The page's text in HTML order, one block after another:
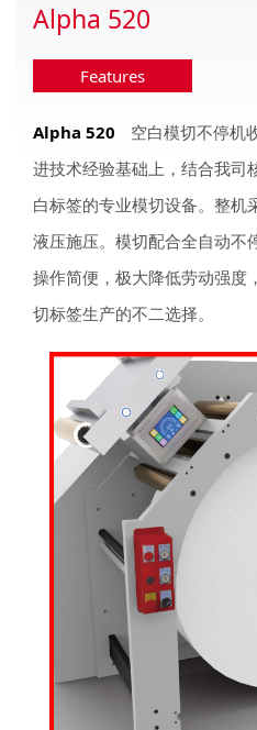
Alpha 520
Features
Alpha 520
空白模切不停机
进技术经验基础上，结合我司
白标签的专业模切设备。整机
液压施压。模切配合全自动不
操作简便，极大降低劳动强度
切标签生产的不二选择。